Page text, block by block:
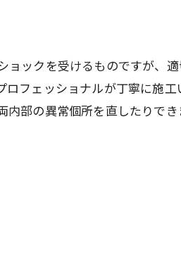
ョックを受けるものですが、
ロフェッショナルが丁寧に施
内部の異常個所を直したりで